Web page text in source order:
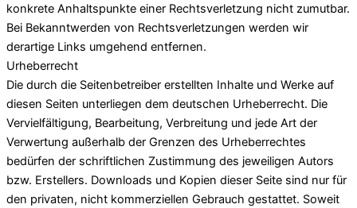
konkrete Anhaltspunkte einer Rechtsverletzung nicht zumutbar.
Bei Bekanntwerden von Rechtsverletzungen werden wir
derartige Links umgehend entfernen.
Urheberrecht
Die durch die Seitenbetreiber erstellten Inhalte und Werke auf
diesen Seiten unterliegen dem deutschen Urheberrecht. Die
Vervielfältigung, Bearbeitung, Verbreitung und jede Art der
Verwertung außerhalb der Grenzen des Urheberrechtes
bedürfen der schriftlichen Zustimmung des jeweiligen Autors
bzw. Erstellers. Downloads und Kopien dieser Seite sind nur für
den privaten, nicht kommerziellen Gebrauch gestattet. Soweit